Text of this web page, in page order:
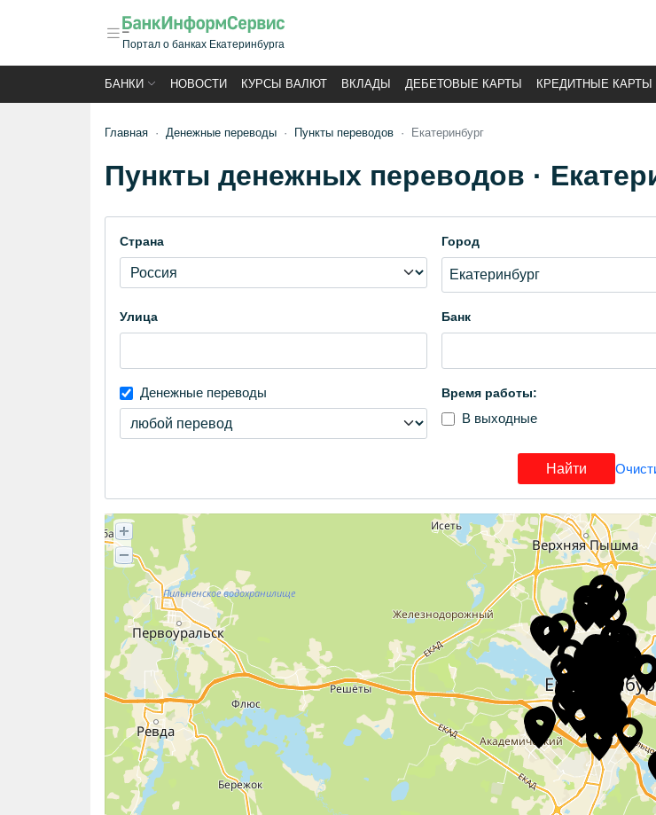
Портал о банках Екатеринбурга
БАНКИ НОВОСТИ КУРСЫ ВАЛЮТ ВКЛАДЫ ДЕБЕТОВЫЕ КАРТЫ КРЕДИТНЫЕ КАРТЫ
Главная Денежные переводы Пункты переводов Екатеринбург
Пункты денежных переводов ·
Страна Город
Улица Банк
Денежные переводы Время работы:
В выходные
Найти